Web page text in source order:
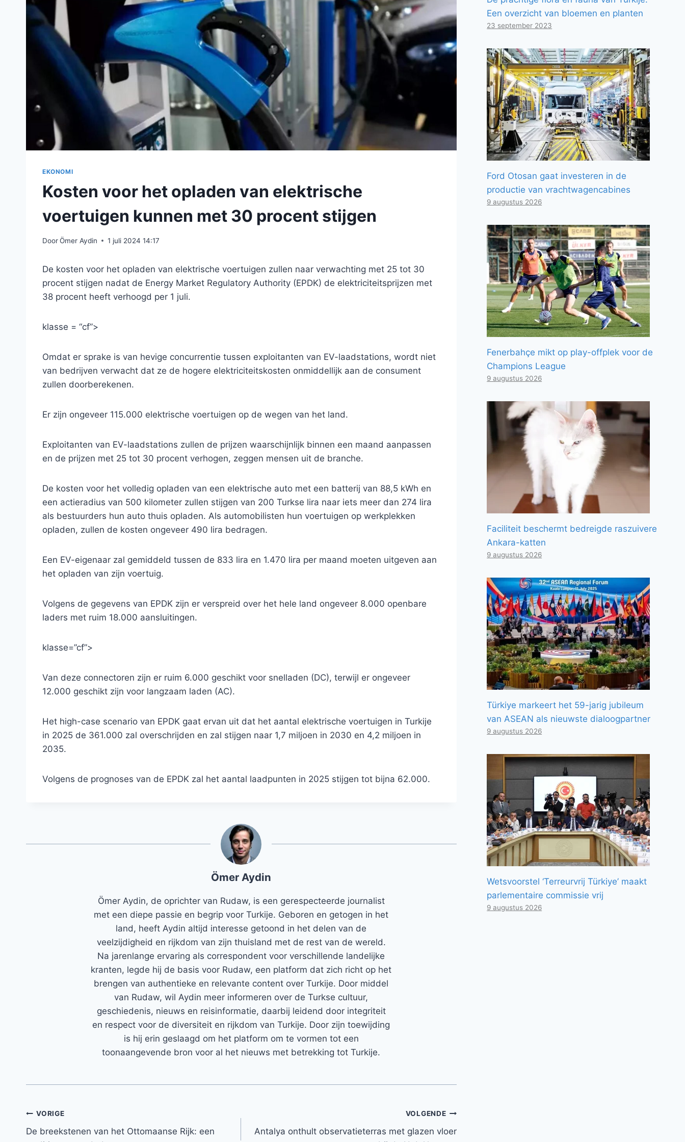
EKONOMI
Kosten voor het opladen van elektrische
voertuigen kunnen met 30 procent stijgen
DoorÖmer Aydin 1 juli 2024 14:17
De kosten voor het opladen van elektrische voertuigen zullen naar verwachting met 25 tot 30
procent stijgen nadat de Energy Market Regulatory Authority (EPDK) de elektriciteitsprijzen met
38 procent heeft verhoogd per 1 juli.
klasse = “cf”>
Omdat er sprake is van hevige concurrentie tussen exploitanten van EV-laadstations, wordt niet
van bedrijven verwacht dat ze de hogere elektriciteitskosten onmiddellijk aan de consument
zullen doorberekenen.
Er zijn ongeveer 115.000 elektrische voertuigen op de wegen van het land.
Exploitanten van EV-laadstations zullen de prijzen waarschijnlijk binnen een maand aanpassen
en de prijzen met 25 tot 30 procent verhogen, zeggen mensen uit de branche.
De kosten voor het volledig opladen van een elektrische auto met een batterij van 88,5 kWh en
een actieradius van 500 kilometer zullen stijgen van 200 Turkse lira naar iets meer dan 274 lira
als bestuurders hun auto thuis opladen. Als automobilisten hun voertuigen op werkplekken
opladen, zullen de kosten ongeveer 490 lira bedragen.
Een EV-eigenaar zal gemiddeld tussen de 833 lira en 1.470 lira per maand moeten uitgeven aan
het opladen van zijn voertuig.
Volgens de gegevens van EPDK zijn er verspreid over het hele land ongeveer 8.000 openbare
laders met ruim 18.000 aansluitingen.
klasse=”cf”>
Van deze connectoren zijn er ruim 6.000 geschikt voor snelladen (DC), terwijl er ongeveer
12.000 geschikt zijn voor langzaam laden (AC).
Het high-case scenario van EPDK gaat ervan uit dat het aantal elektrische voertuigen in Turkije
in 2025 de 361.000 zal overschrijden en zal stijgen naar 1,7 miljoen in 2030 en 4,2 miljoen in
2035.
Volgens de prognoses van de EPDK zal het aantal laadpunten in 2025 stijgen tot bijna 62.000.
Ömer Aydin
Ömer Aydin, de oprichter van Rudaw, is een gerespecteerde journalist
met een diepe passie en begrip voor Turkije. Geboren en getogen in het
land, heeft Aydin altijd interesse getoond in het delen van de
veelzijdigheid en rijkdom van zijn thuisland met de rest van de wereld.
Na jarenlange ervaring als correspondent voor verschillende landelijke
kranten, legde hij de basis voor Rudaw, een platform dat zich richt op het
brengen van authentieke en relevante content over Turkije. Door middel
van Rudaw, wil Aydin meer informeren over de Turkse cultuur,
geschiedenis, nieuws en reisinformatie, daarbij leidend door integriteit
en respect voor de diversiteit en rijkdom van Turkije. Door zijn toewijding
is hij erin geslaagd om het platform om te vormen tot een
toonaangevende bron voor al het nieuws met betrekking tot Turkije.
Bericht
navigatie
VORIGE
De breekstenen van het Ottomaanse Rijk: een
VOLGENDE
Antalya onthult observatieterras met glazen vloer
Een overzicht van bloemen en planten
23 september 2023
Ford Otosan gaat investeren in de
productie van vrachtwagencabines
9 augustus 2026
Fenerbahçe mikt op play-offplek voor de
Champions League
9 augustus 2026
Faciliteit beschermt bedreigde raszuivere
Ankara-katten
9 augustus 2026
Türkiye markeert het 59-jarig jubileum
van ASEAN als nieuwste dialoogpartner
9 augustus 2026
Wetsvoorstel ‘Terreurvrij Türkiye’ maakt
parlementaire commissie vrij
9 augustus 2026